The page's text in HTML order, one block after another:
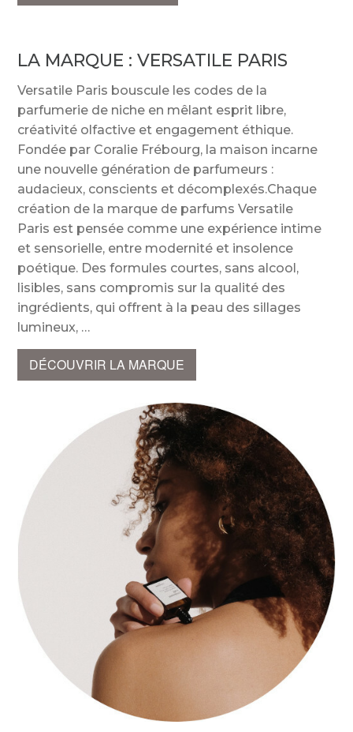
LA MARQUE :VERSATILE PARIS
Versatile Paris bouscule les codes de la
parfumerie de niche en mêlant esprit libre,
créativité olfactive et engagement éthique.
Fondée par Coralie Frébourg, la maison incarne
une nouvelle génération de parfumeurs :
audacieux, conscients et décomplexés.Chaque
création de la marque de parfums Versatile
Paris est pensée comme une expérience intime
et sensorielle, entre modernité et insolence
poétique. Des formules courtes, sans alcool,
lisibles, sans compromis sur la qualité des
ingrédients, qui offrent à la peau des sillages
lumineux,
DÉCOUVRIR LA MARQUE